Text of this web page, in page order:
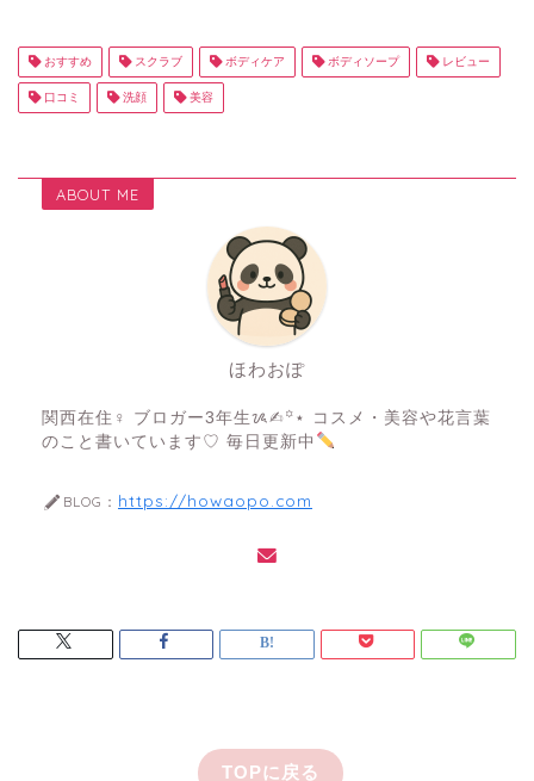
おすすめ スクラブ ボディケア ボディソープ レビュー
口コミ 洗顔 美容
ABOUT ME
ほわおぽ
関西在住♀ ブロガー3年生ᝰ✍︎꙳⋆ コスメ・美容や花言葉
のこと書いています♡ 毎日更新中
BLOG： https://howaopo.com
TOPに戻る